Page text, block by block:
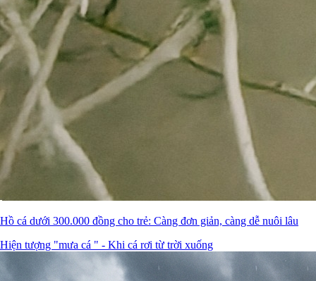
Hồ cá dưới 300.000 đồng cho trẻ: Càng đơn giản, càng dễ nuôi lâu
Hiện tượng "mưa cá " - Khi cá rơi từ trời xuống